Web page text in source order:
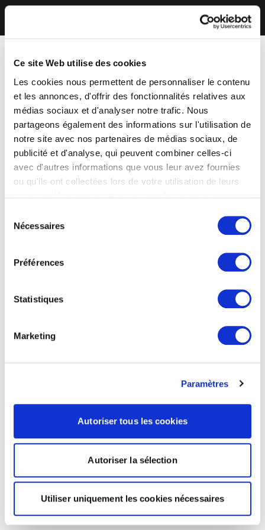
Ce site Web utilise des cookies
Les cookies nous permettent de personnaliser le contenu
et les annonces, d'offrir des fonctionnalités relatives aux
médias sociaux et d'analyser notre trafic. Nous
partageons également des informations sur l'utilisation de
notre site avec nos partenaires de médias sociaux, de
publicité et d'analyse, qui peuvent combiner celles-ci
avec d'autres informations que vous leur avez fournies
ou qu'ils ont collectées lors de votre utilisation de leurs
Nécessaires
Préférences
Statistiques
Marketing
Paramètres
Autoriser tous les cookies
Autoriser la sélection
Utiliser uniquement les cookies nécessaires